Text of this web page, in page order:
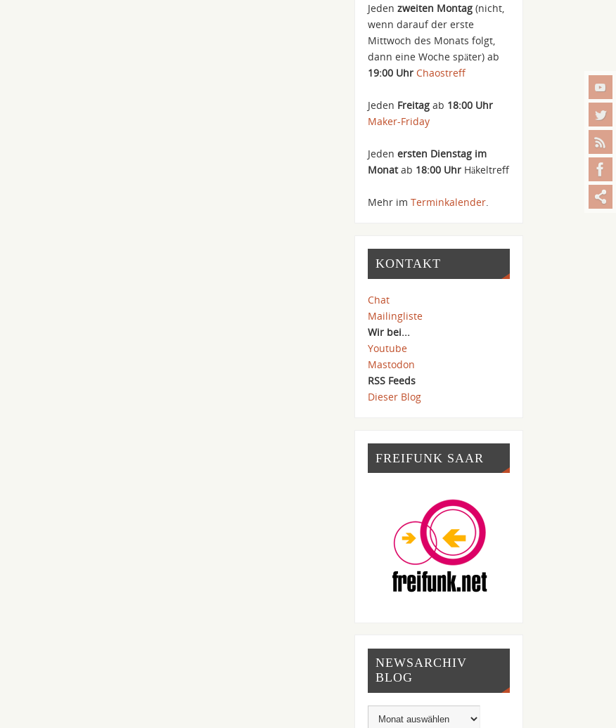
Jedenzweiten Montag (nicht,
wenn darauf der erste
Mittwoch des Monats folgt,
dann eine Woche später) ab
19:00 Uhr Chaostreff
Jeden Freitag ab 18:00 Uhr
Maker-Friday
Jedenersten Dienstag im
Monatab 18:00 Uhr Häkeltreff
Mehr imTerminkalender.
KONTAKT
Chat
Mailingliste
Wir bei...
Youtube
Mastodon
RSS Feeds
Dieser Blog
FREIFUNK SAAR
NEWSARCHIV
BLOG